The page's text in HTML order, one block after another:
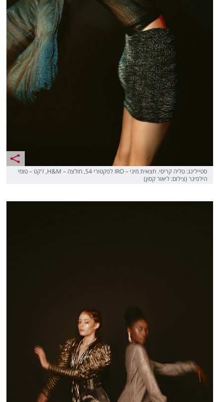
סטיילינג: טליה קריסי. חצאית מיני – IRO לפקטורי 54, חולצה – H&M, ז'קט – טומי
הילפיגר (צילום: ליאור קסון)